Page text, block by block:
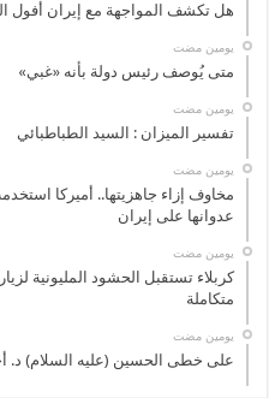
هل تكشف المواجهة مع إيران أفول
‏يومين مضت
متى يُوصف رئيس دولة بأنه «غبي»
‏يومين مضت
تفسير الميزان : السيد الطباطبائي
‏يومين مضت
مخاوف إزاء جاهزيتها.. أميركا
عدوانها على إيران
‏يومين مضت
كربلاء تستقبل الحشود المليونية
متكاملة
‏يومين مضت
على خطى الحسين (عليه السلام) د.